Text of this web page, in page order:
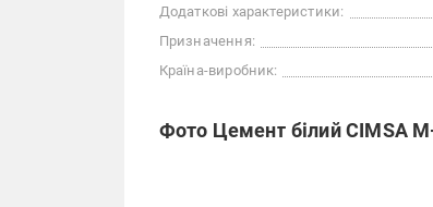
Додаткові характеристики:
Призначення:
Країна-виробник:
Фото Цемент білий CIMSA